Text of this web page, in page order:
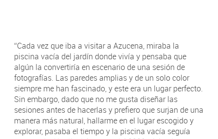
“Cada vez que iba a visitar a Azucena, miraba la
piscina vacía del jardín donde vivía y pensaba que
algún la convertiría en escenario de una sesión de
fotografías. Las paredes amplias y de un solo color
siempre me han fascinado, y este era un lugar perfecto.
Sin embargo, dado que no me gusta diseñar las
sesiones antes de hacerlas y prefiero que surjan de una
manera más natural, hallarme en el lugar escogido y
explorar, pasaba el tiempo y la piscina vacía seguía